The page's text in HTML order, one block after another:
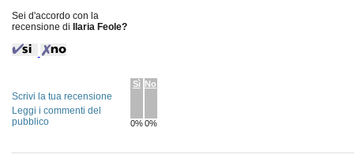
Sei d'accordo con la
recensione di
Ilaria Feole?
Sì
0%
No
0%
Scrivi la tua recensione
Leggi i commenti del
pubblico